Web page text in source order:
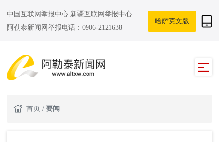
中国互联网举报中心 新疆互联网举报中心
阿勒泰新闻网举报电话：0906-2121638
哈萨克文版
首页 / 要闻